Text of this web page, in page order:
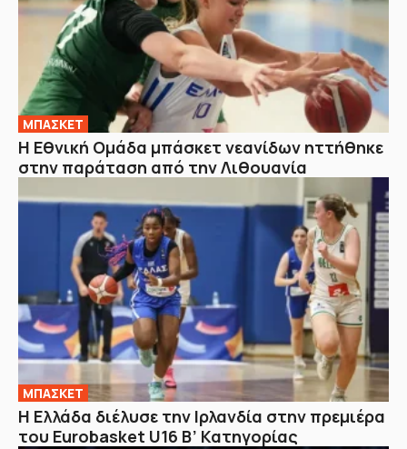
ΜΠΑΣΚΕΤ
Η Εθνική Ομάδα μπάσκετ νεανίδων ηττήθηκε
στην παράταση από την Λιθουανία
ΜΠΑΣΚΕΤ
Η Ελλάδα διέλυσε την Ιρλανδία στην πρεμιέρα
του Eurobasket U16 Β’ Κατηγορίας